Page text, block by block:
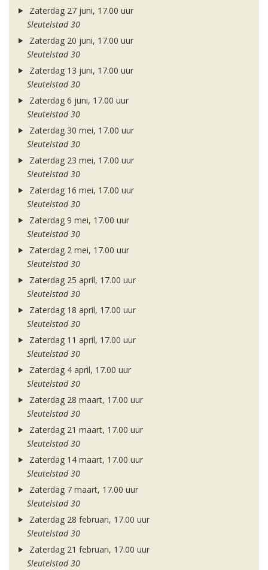
Zaterdag 27 juni, 17.00 uur
Sleutelstad 30
Zaterdag 20 juni, 17.00 uur
Sleutelstad 30
Zaterdag 13 juni, 17.00 uur
Sleutelstad 30
Zaterdag 6 juni, 17.00 uur
Sleutelstad 30
Zaterdag 30 mei, 17.00 uur
Sleutelstad 30
Zaterdag 23 mei, 17.00 uur
Sleutelstad 30
Zaterdag 16 mei, 17.00 uur
Sleutelstad 30
Zaterdag 9 mei, 17.00 uur
Sleutelstad 30
Zaterdag 2 mei, 17.00 uur
Sleutelstad 30
Zaterdag 25 april, 17.00 uur
Sleutelstad 30
Zaterdag 18 april, 17.00 uur
Sleutelstad 30
Zaterdag 11 april, 17.00 uur
Sleutelstad 30
Zaterdag 4 april, 17.00 uur
Sleutelstad 30
Zaterdag 28 maart, 17.00 uur
Sleutelstad 30
Zaterdag 21 maart, 17.00 uur
Sleutelstad 30
Zaterdag 14 maart, 17.00 uur
Sleutelstad 30
Zaterdag 7 maart, 17.00 uur
Sleutelstad 30
Zaterdag 28 februari, 17.00 uur
Sleutelstad 30
Zaterdag 21 februari, 17.00 uur
Sleutelstad 30